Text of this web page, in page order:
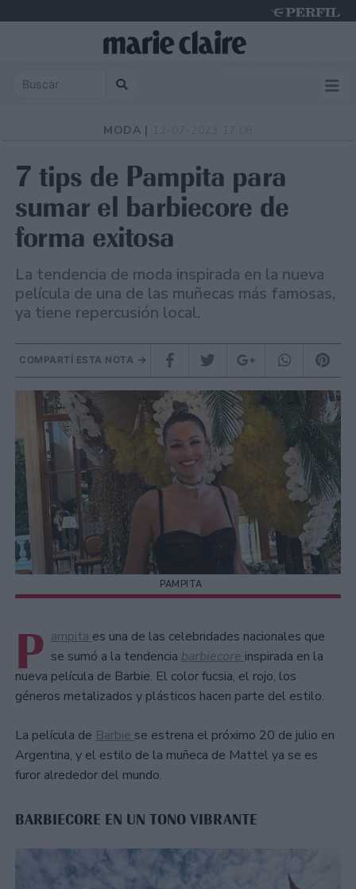
MODA |
7 tips de Pampita para
sumar el barbiecore de
forma exitosa
La tendencia de moda inspirada en la nueva
película de una de las muñecas más famosas,
ya tiene repercusión local.
COMPARTÍ ESTA NOTA
PAMPITA
P ampita es una de las celebridades nacionales que
se sumó a la tendencia barbiecore inspirada en la
nueva película de Barbie. El color fucsia, el rojo, los
géneros metalizados y plásticos hacen parte del estilo.
La película de Barbie se estrena el próximo 20 de julio en
Argentina, y el estilo de la muñeca de Mattel ya se es
furor alrededor del mundo.
BARBIECORE EN UN TONO VIBRANTE